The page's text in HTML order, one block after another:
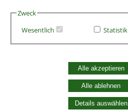
Zweck
Wesentlich
Statistik
Alle akzeptieren
Alle ablehnen
Details auswählen
Widerrufsbelehrung
Vertrag widerrufen
Datenschutzerklärung
Zahlung und Versand
Batterieentsorgung